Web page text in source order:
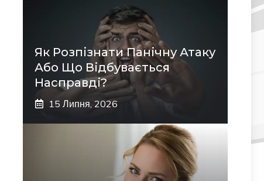
Як Розпізнати Панічну Атаку
Або Що Відбувається
Насправді?
15 Липня, 2026